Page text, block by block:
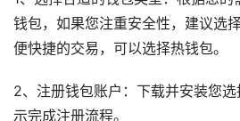
钱包，如果您注重安全性，建议选
便快捷的交易，可以选择热钱包。
2、注册钱包账户：下载并安装您
示完成注册流程。